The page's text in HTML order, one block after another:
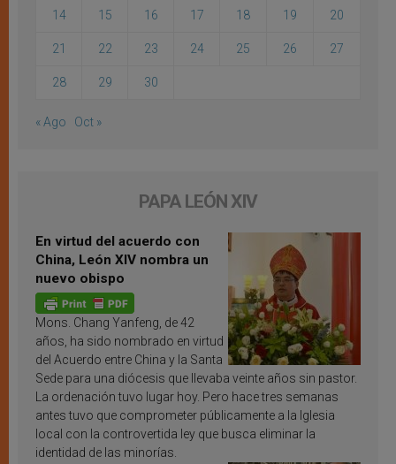
14 15 16 17 18 19 20
21 22 23 24 25 26 27
28 29 30
« Ago Oct »
PAPA LEÓN XIV
En virtud del acuerdo con
China, León XIV nombra un
nuevo obispo
Mons. Chang Yanfeng, de 42
años, ha sido nombrado en virtud
del Acuerdo entre China y la Santa
Sede para una diócesis que llevaba veinte años sin pastor.
La ordenación tuvo lugar hoy. Pero hace tres semanas
antes tuvo que comprometer públicamente a la Iglesia
local con la controvertida ley que busca eliminar la
identidad de las minorías.